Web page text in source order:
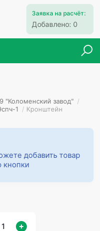
Заявка на расчёт:
Добавлено: 0
"Коломенский завод" /
1 / Кронштейн
добавить товар
кнопки